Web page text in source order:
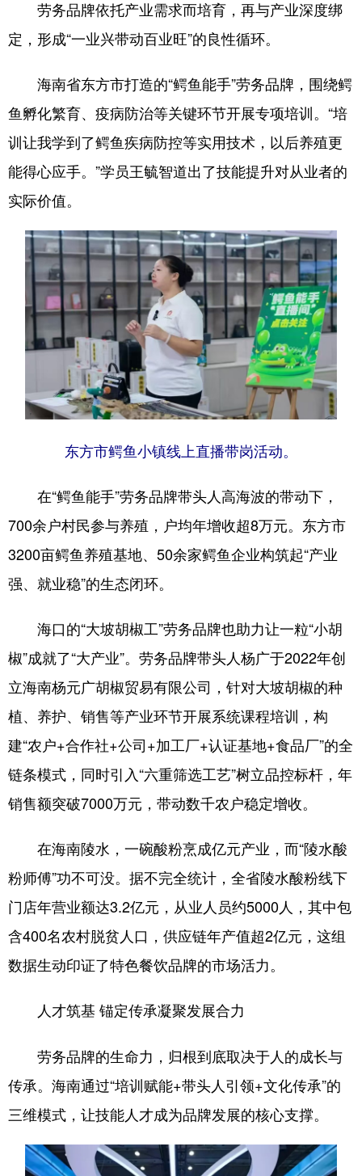
劳务品牌依托产业需求而培育，再与产业深度绑
定，形成“一业兴带动百业旺”的良性循环。
海南省东方市打造的“鳄鱼能手”劳务品牌，围绕鳄
鱼孵化繁育、疫病防治等关键环节开展专项培训。“培
训让我学到了鳄鱼疾病防控等实用技术，以后养殖更
能得心应手。”学员王毓智道出了技能提升对从业者的
实际价值。
东方市鳄鱼小镇线上直播带岗活动。
在“鳄鱼能手”劳务品牌带头人高海波的带动下，
700余户村民参与养殖，户均年增收超8万元。东方市
3200亩鳄鱼养殖基地、50余家鳄鱼企业构筑起“产业
强、就业稳”的生态闭环。
海口的“大坡胡椒工”劳务品牌也助力让一粒“小胡
椒”成就了“大产业”。劳务品牌带头人杨广于2022年创
立海南杨元广胡椒贸易有限公司，针对大坡胡椒的种
植、养护、销售等产业环节开展系统课程培训，构
建“农户+合作社+公司+加工厂+认证基地+食品厂”的全
链条模式，同时引入“六重筛选工艺”树立品控标杆，年
销售额突破7000万元，带动数千农户稳定增收。
在海南陵水，一碗酸粉烹成亿元产业，而“陵水酸
粉师傅”功不可没。据不完全统计，全省陵水酸粉线下
门店年营业额达3.2亿元，从业人员约5000人，其中包
含400名农村脱贫人口，供应链年产值超2亿元，这组
数据生动印证了特色餐饮品牌的市场活力。
人才筑基 锚定传承凝聚发展合力
劳务品牌的生命力，归根到底取决于人的成长与
传承。海南通过“培训赋能+带头人引领+文化传承”的
三维模式，让技能人才成为品牌发展的核心支撑。